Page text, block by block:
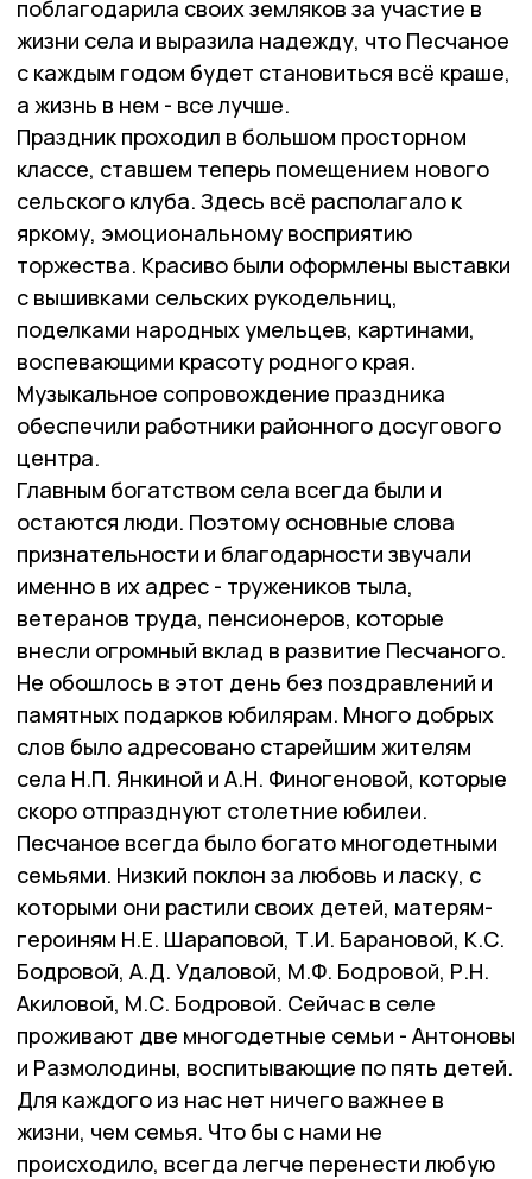
поблагодарила своих земляков за участие в
жизни села и выразила надежду, что Песчаное
с каждым годом будет становиться всё краше,
а жизнь в нем - все лучше.
Праздник проходил в большом просторном
классе, ставшем теперь помещением нового
сельского клуба. Здесь всё располагало к
яркому, эмоциональному восприятию
торжества. Красиво были оформлены выставки
с вышивками сельских рукодельниц,
поделками народных умельцев, картинами,
воспевающими красоту родного края.
Музыкальное сопровождение праздника
обеспечили работники районного досугового
центра.
Главным богатством села всегда были и
остаются люди. Поэтому основные слова
признательности и благодарности звучали
именно в их адрес - тружеников тыла,
ветеранов труда, пенсионеров, которые
внесли огромный вклад в развитие Песчаного.
Не обошлось в этот день без поздравлений и
памятных подарков юбилярам. Много добрых
слов было адресовано старейшим жителям
села Н.П. Янкиной и А.Н. Финогеновой, которые
скоро отпразднуют столетние юбилеи.
Песчаное всегда было богато многодетными
семьями. Низкий поклон за любовь и ласку, с
которыми они растили своих детей, матерям-
героиням Н.Е. Шараповой, Т.И. Барановой, К.С.
Бодровой, А.Д. Удаловой, М.Ф. Бодровой, Р.Н.
Акиловой, М.С. Бодровой. Сейчас в селе
проживают две многодетные семьи - Антоновы
и Размолодины, воспитывающие по пять детей.
Для каждого из нас нет ничего важнее в
жизни, чем семья. Что бы с нами не
происходило, всегда легче перенести любую